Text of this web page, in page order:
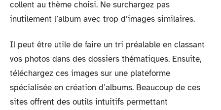
collent au thème choisi. Ne surchargez pas
inutilement l’album avec trop d’images similaires.
Il peut être utile de faire un tri préalable en classant
vos photos dans des dossiers thématiques. Ensuite,
téléchargez ces images sur une plateforme
spécialisée en création d’albums. Beaucoup de ces
sites offrent des outils intuitifs permettant